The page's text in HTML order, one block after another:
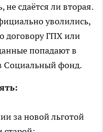
не сдаётся ли вторая.
уволились,
договору ГПХ или
попадают в
Социальный фонд.
за новой льготой